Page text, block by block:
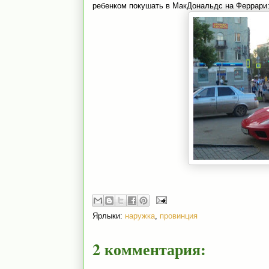
ребенком покушать в МакДональдс на Феррари:
Ярлыки: наружка провинция
2 комментария: